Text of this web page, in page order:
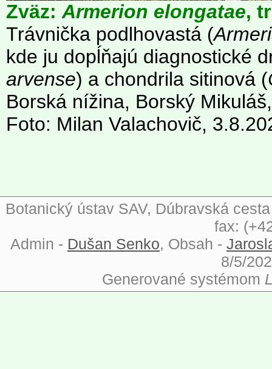
Zväz: Armerion elongatae,
Trávnička podlhovastá (
kde ju dopĺňajú diagnostické
arvense) a chondrila sitinová (
Borská nížina, Borský
Foto: Milan Valachovič,
Botanický ústav SAV, Dúbravská
fax:
Admin - Dušan Senko, Obsah -
8/5/
Generované systémom